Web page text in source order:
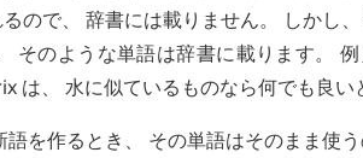
ので、 辞書には載りません。 しかし
そのような単語は辞書に載ります。
は、 水に似ているものなら何でも良
を作るとき、 その単語はそのまま使